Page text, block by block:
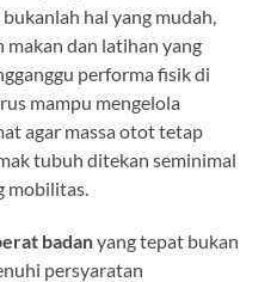
hal yang mudah,
dan latihan yang
performa fisik di
mampu mengelola
agar massa otot tetap
tubuh ditekan seminimal
mobilitas.
badanyang tepat bukan
persyaratan